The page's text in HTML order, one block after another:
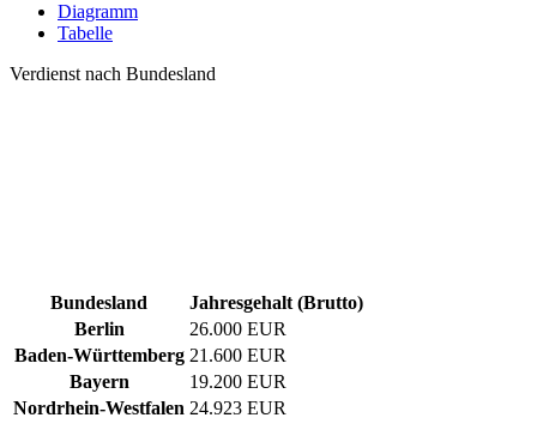
Diagramm
Tabelle
Verdienst nach Bundesland
Bundesland
Jahresgehalt (Brutto)
Berlin
26.000 EUR
Baden-Württemberg 21.600 EUR
Bayern
19.200 EUR
Nordrhein-Westfalen 24.923 EUR